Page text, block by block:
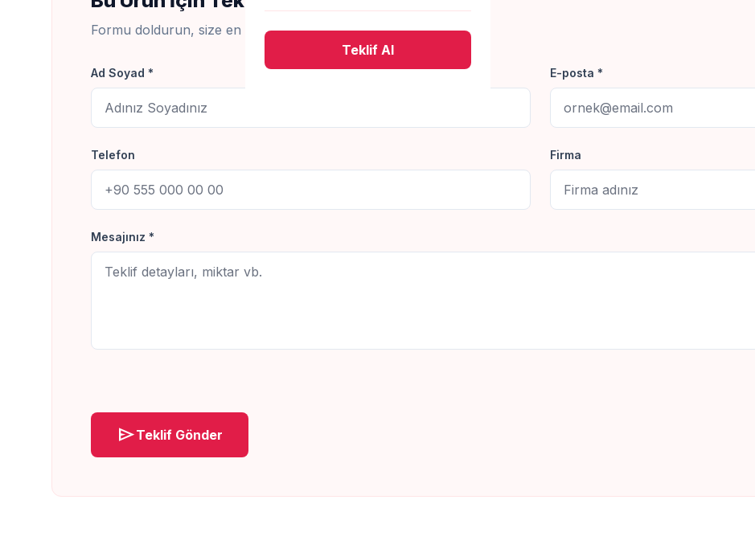
Teklif Al
Formu doldurun, size en kısa sürede dönüş yapalım.
Ad Soyad * E-posta *
Telefon Firma
Mesajınız *
sendTeklif Gönder